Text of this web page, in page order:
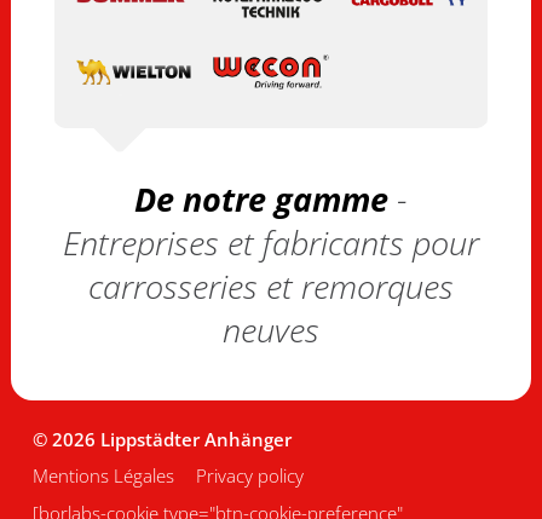
De notre gamme -
Entreprises et fabricants pour
carrosseries et remorques
neuves
© 2026 Lippstädter Anhänger
Mentions Légales
Privacy policy
[borlabs-cookie type="btn-cookie-preference"